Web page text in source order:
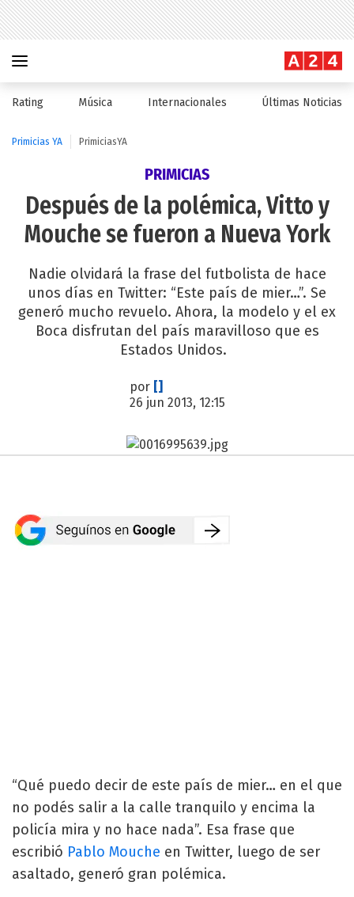
Rating Música Internacionales Últimas Noticias
Primicias YA PrimiciasYA
PRIMICIAS
Después de la polémica, Vitto y
Mouche se fueron a Nueva York
Nadie olvidará la frase del futbolista de hace
unos días en Twitter: “Este país de mier…”. Se
generó mucho revuelo. Ahora, la modelo y el ex
Boca disfrutan del país maravilloso que es
Estados Unidos.
por []
26 jun 2013, 12:15
“Qué puedo decir de este país de mier… en el que
no podés salir a la calle tranquilo y encima la
policía mira y no hace nada”. Esa frase que
escribió Pablo Mouche en Twitter, luego de ser
asaltado, generó gran polémica.